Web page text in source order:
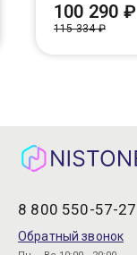
100 290 ₽
115 334 ₽
8 800 550-57-27
Обратный звонок